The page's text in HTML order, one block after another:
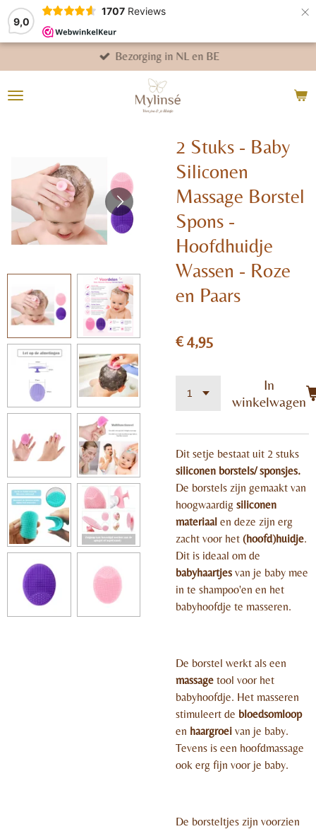
9,0
1707 Reviews ×
Bezorging in NL en BE
2 Stuks - Baby
Siliconen
Massage Borstel
Spons -
Hoofdhuidje
Wassen - Roze
en Paars
€ 4,95
In
winkelwagen
Dit setje bestaat uit 2 stuks
siliconen borstels/ sponsjes.
De borstels zijn gemaakt van
hoogwaardig siliconen
materiaal en deze zijn erg
zacht voor het (hoofd)huidje.
Dit is ideaal om de
babyhaartjes van je baby mee
in te shampoo'en en het
babyhoofdje te masseren.
De borstel werkt als een
massage tool voor het
babyhoofdje. Het masseren
stimuleert de bloedsomloop
en haargroei van je baby.
Tevens is een hoofdmassage
ook erg fijn voor je baby.
De borsteltjes zijn voorzien